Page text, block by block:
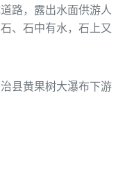
路， 露出水面供游人
、石中有水，石上又
县黄果树大瀑布下游